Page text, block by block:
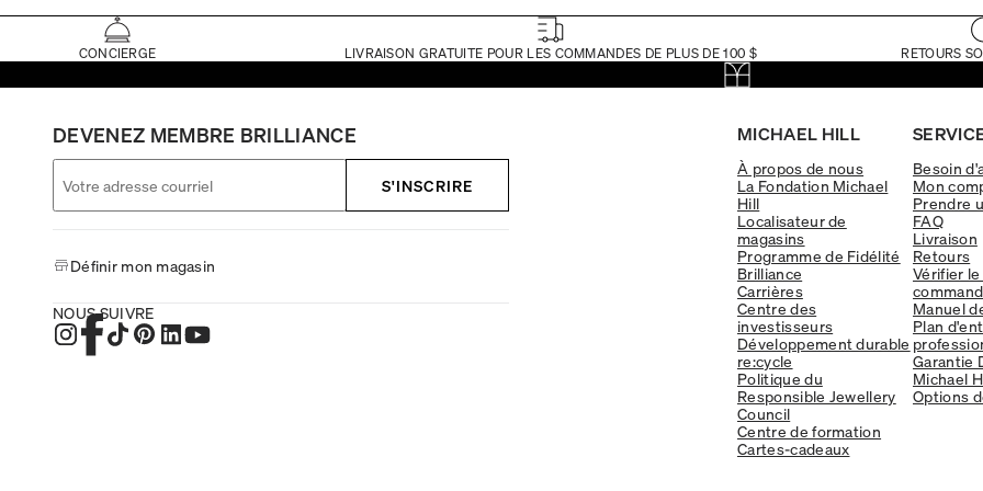
CONCIERGE LIVRAISON GRATUITE POUR LES COMMANDES DE PLUS DE 100 $ RETOURS
MICHAEL HILL
À propos de nous
La Fondation Michael
Hill
Localisateur de
magasins
Programme de Fidélité
Brilliance
Carrières
Centre des
investisseurs
Développement durable
re:cycle
Politique du
Responsible Jewellery
Council
Centre de formation
Cartes-cadeaux
Besoin
Mon
Prendre
FAQ
Livraison
Retours
Vérifier
Manuel
Plan
Garantie
Michael
Options
DEVENEZ MEMBRE BRILLIANCE
S'INSCRIRE
Définir mon magasin
NOUS SUIVRE